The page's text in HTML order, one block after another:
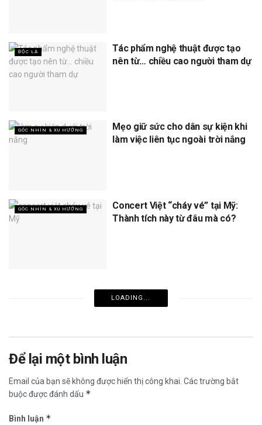
ĐỘC LẠ
Tác phẩm nghệ thuật được tạo
nên từ… chiều cao người tham dự
GÓC NHÌN & XU HƯỚNG
Mẹo giữ sức cho dân sự kiện khi
làm việc liên tục ngoài trời nắng
GÓC NHÌN & XU HƯỚNG
Concert Việt “cháy vé” tại Mỹ:
Thành tích này từ đâu mà có?
LOADING...
Để lại một bình luận
Email của bạn sẽ không được hiển thị công khai. Các trường bắt
buộc được đánh dấu *
Bình luận *